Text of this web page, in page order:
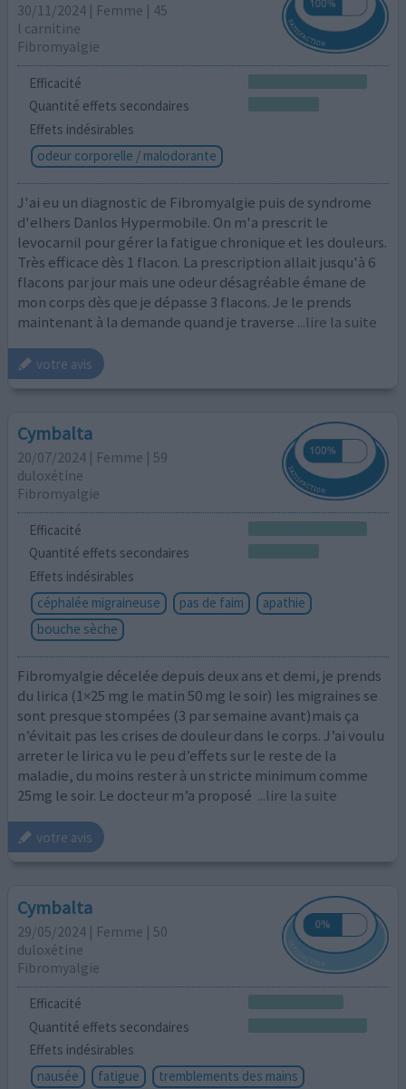
30/11/2024 | Femme | 45
l carnitine
Fibromyalgie
Efficacité
Quantité effets secondaires
Effets indésirables
odeur corporelle / malodorante
J'ai eu un diagnostic de Fibromyalgie puis de syndrome
d'elhers Danlos Hypermobile. On m'a prescrit le
levocarnil pour gérer la fatigue chronique et les douleurs.
Très efficace dès 1 flacon. La prescription allait jusqu'à 6
flacons par jour mais une odeur désagréable émane de
mon corps dès que je dépasse 3 flacons. Je le prends
maintenant à la demande quand je traverse ...lire la suite
votre avis
Cymbalta
20/07/2024 | Femme | 59
duloxétine
Fibromyalgie
Efficacité
Quantité effets secondaires
Effets indésirables
céphalée migraineuse
pas de faim
apathie
bouche sèche
Fibromyalgie décelée depuis deux ans et demi, je prends
du lirica (1×25 mg le matin 50 mg le soir) les migraines se
sont presque stompées (3 par semaine avant)mais ça
n’évitait pas les crises de douleur dans le corps. J’ai voulu
arreter le lirica vu le peu d’effets sur le reste de la
maladie, du moins rester à un stricte minimum comme
25mg le soir. Le docteur m’a proposé ...lire la suite
votre avis
Cymbalta
29/05/2024 | Femme | 50
duloxétine
Fibromyalgie
Efficacité
Quantité effets secondaires
Effets indésirables
nausée
fatigue
tremblements des mains